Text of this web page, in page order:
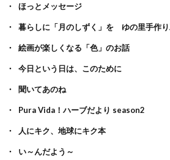
ほっとメッセージ
暮らしに「月のしずく」を ゆの里手作
絵画が楽しくなる「色」のお話
今日という日は、このために
聞いてあのね
Pura Vida！ハーブだより season2
人にキク、地球にキク本
い～んだよう～